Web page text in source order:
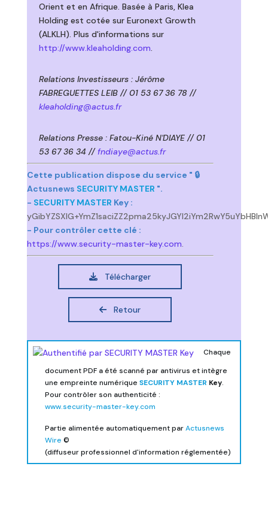
Orient et en Afrique. Basée à Paris, Klea
Holding est cotée sur Euronext Growth
(ALKLH). Plus d'informations sur
http://www.kleaholding.com
Relations Investisseurs : Jérôme
FABREGUETTES LEIB // 01 53 67 36 78 //
kleaholding@actus.fr
Relations Presse : Fatou-Kiné N'DIAYE // 01
53 67 36 34 //fndiaye@actus.fr
Cette publication dispose du service " 🔒
Actusnews SECURITY MASTER ".
- SECURITY MASTER Key :
- Pour contrôler cette clé :
https://www.security-master-key.com
Télécharger
Retour
Chaque
document PDF a été scanné par antivirus et intègre
une empreinte numérique SECURITY MASTER Key.
Pour contrôler son authenticité :
www.security-master-key.com
Partie alimentée automatiquement parActusnews
Wire ©
(diffuseur professionnel d'information réglementée)